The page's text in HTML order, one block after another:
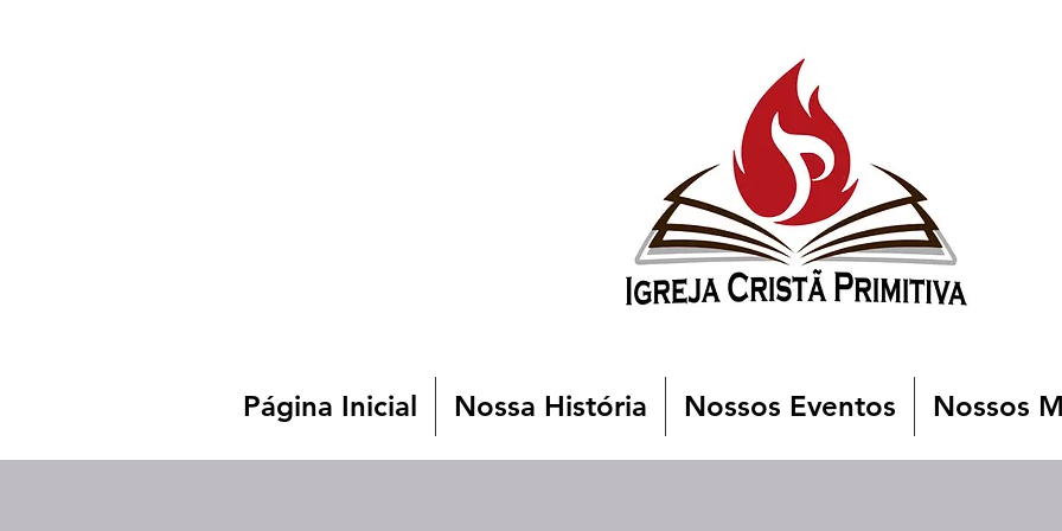
Página Inicial Nossa História Nossos Eventos Nossos